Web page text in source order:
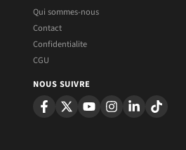
Qui sommes-nous
Contact
Confidentialite
CGU
NOUS SUIVRE